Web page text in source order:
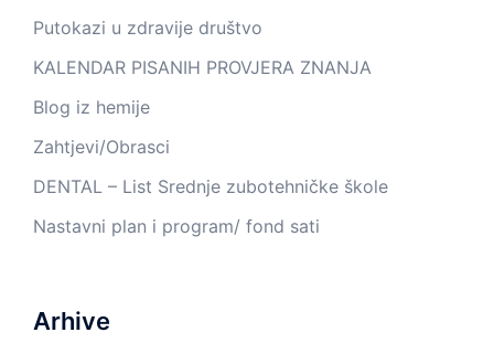
Putokazi u zdravije društvo
KALENDAR PISANIH PROVJERA ZNANJA
Blog iz hemije
Zahtjevi/Obrasci
DENTAL – List Srednje zubotehničke škole
Nastavni plan i program/ fond sati
Arhive